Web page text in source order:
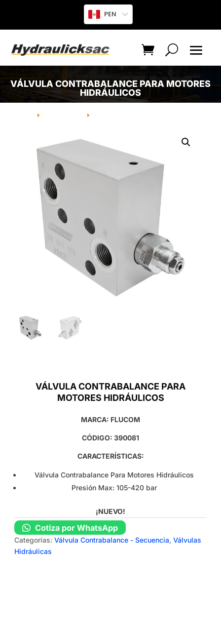
PEN
VÁLVULA CONTRABALANCE PARA MOTORES
HIDRÁULICOS
E E
VÁLVULA CONTRABALANCE PARA
MOTORES HIDRÁULICOS
MARCA: FLUCOM
CÓDIGO: 390081
CARACTERÍSTICAS:
Válvula Contrabalance Para Motores Hidráulicos
Presión Max: 105-420 bar
¡NUEVO!
Cotiza por WhatsApp
Categorías:Válvula Contrabalance - Secuencia,Válvulas
Hidráulicas